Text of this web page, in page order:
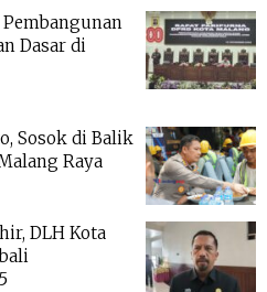
Dasar di
Sosok di Balik
Raya
DLH Kota